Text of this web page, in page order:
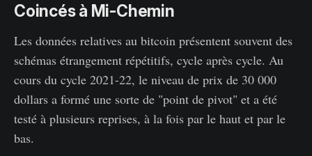
Coincés à Mi-Chemin
Les données relatives au bitcoin présentent souvent des
schémas étrangement répétitifs, cycle après cycle. Au
cours du cycle 2021-22, le niveau de prix de 30 000
dollars a formé une sorte de "point de pivot" et a été
testé à plusieurs reprises, à la fois par le haut et par le
bas.